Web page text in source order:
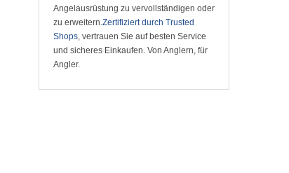
Angelausrüstung zu vervollständigen oder
zu erweitern.Zertifiziert durch Trusted
Shops, vertrauen Sie auf besten Service
und sicheres Einkaufen. Von Anglern, für
Angler.